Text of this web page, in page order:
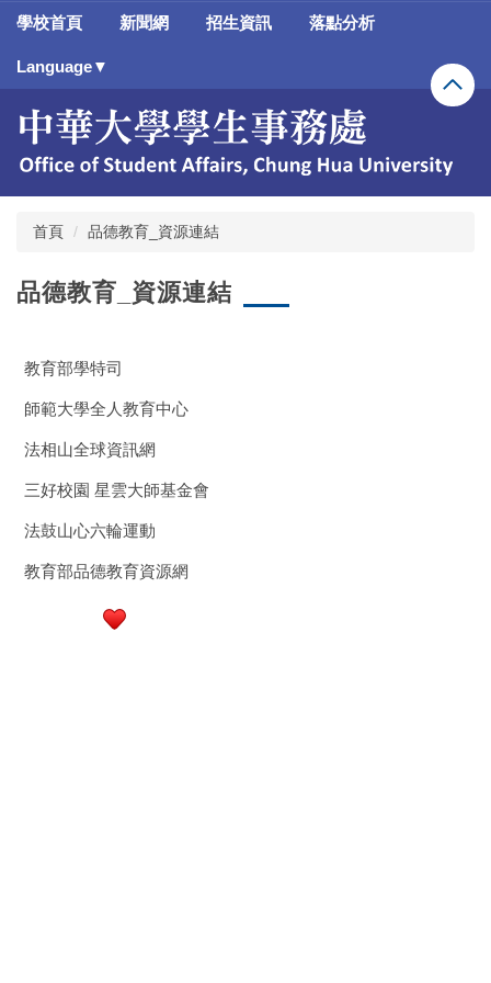
跳
主
容
區
學校首頁 新聞網 招生資訊 落點分析
Language▼
首頁 品德教育_資源連結
品德教育_資源連結
教育部學特司
師範大學全人教育中心
法相山全球資訊網
三好校園 星雲大師基金會
法鼓山心六輪運動
教育部品德教育資源網